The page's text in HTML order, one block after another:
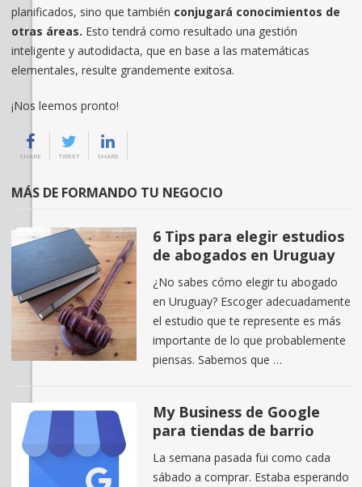
planificados, sino que también conjugará conocimientos de
otras áreas. Esto tendrá como resultado una gestión
inteligente y autodidacta, que en base a las matemáticas
elementales, resulte grandemente exitosa.
¡Nos leemos pronto!
SHARE TWEET SHARE
MÁS DE FORMANDO TU NEGOCIO
6 Tips para elegir estudios
de abogados en Uruguay
¿No sabes cómo elegir tu abogado
en Uruguay? Escoger adecuadamente
el estudio que te represente es más
importante de lo que probablemente
piensas. Sabemos que …
My Business de Google
para tiendas de barrio
La semana pasada fui como cada
sábado a comprar. Estaba esperando